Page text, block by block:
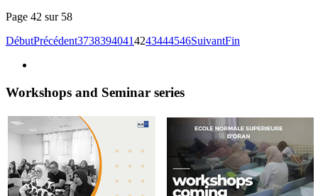
Page 42 sur 58
DébutPrécédent37383940414243444546SuivantFin
Workshops and Seminar series